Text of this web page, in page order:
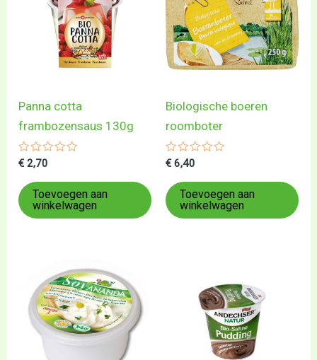
Panna cotta
frambozensaus 130g
Gewaardeerd
uit
5
€ 2,70
Toevoegen aan
winkelwagen
Biologische boeren
roomboter
Gewaardeerd
uit
5
€ 6,40
Toevoegen aan
winkelwagen